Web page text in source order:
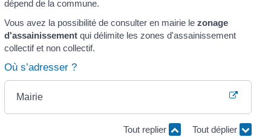
dépend de la commune.
Vous avez la possibilité de consulter en mairie le zonage
d'assainissementqui délimite les zones d'assainissement
collectif et non collectif.
Où s’adresser ?
Mairie
Tout replier Tout déplier